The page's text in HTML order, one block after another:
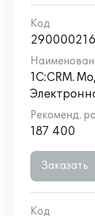
1С:CRM.
187 400
Заказать